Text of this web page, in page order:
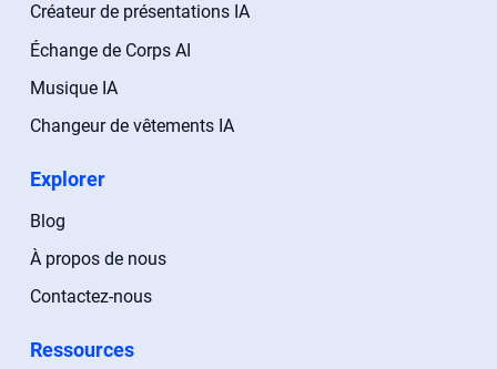
Créateur de présentations IA
Échange de Corps AI
Musique IA
Changeur de vêtements IA
Explorer
Blog
À propos de nous
Contactez-nous
Ressources